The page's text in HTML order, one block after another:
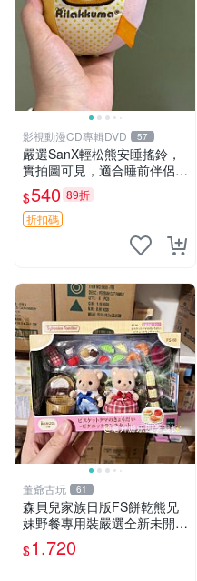
影視動漫CD專輯DVD 57
嚴選SanX輕松熊安睡搖鈴，
實拍圖可見，適合睡前伴侶，
Picks安撫好物 0325 懸吊 電
腦
$540 89折
折扣碼
董爺古玩 61
森貝兒家族日版FS餅乾熊兄
妹野餐專用裝嚴選全新未開
封，包含兩組大童款紙盒裝，
適合收藏與分享。 餅乾熊兄
$1,720